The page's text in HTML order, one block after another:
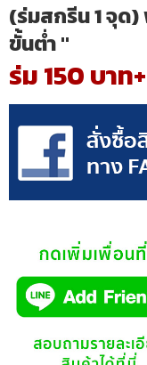
(ร่มสกรีน 1 จุด
ขั้นต่ำ "
ร่ม 150 บาท+